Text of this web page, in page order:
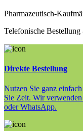
Pharmazeutisch-
Telefonische
Direkte Bestellung
Nutzen Sie ganz
Sie Zeit. Wir
oder WhatsApp.